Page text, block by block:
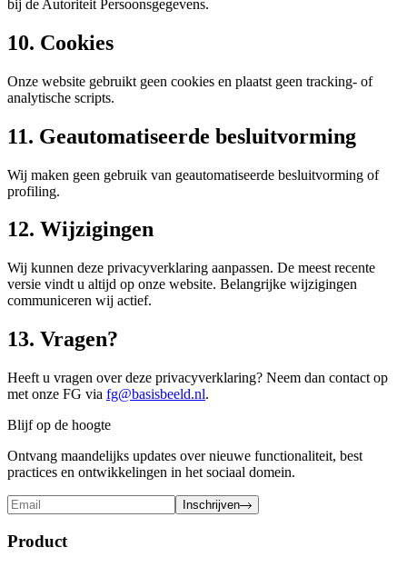
bij de Autoriteit Persoonsgegevens.
10. Cookies
Onze website gebruikt geen cookies en plaatst geen tracking- of
analytische scripts.
11. Geautomatiseerde besluitvorming
Wij maken geen gebruik van geautomatiseerde besluitvorming of
profiling.
12. Wijzigingen
Wij kunnen deze privacyverklaring aanpassen. De meest recente
versie vindt u altijd op onze website. Belangrijke wijzigingen
communiceren wij actief.
13. Vragen?
Heeft u vragen over deze privacyverklaring? Neem dan contact op
met onze FG via fg@basisbeeld.nl.
Blijf op de hoogte
Ontvang maandelijks updates over nieuwe functionaliteit, best
practices en ontwikkelingen in het sociaal domein.
Inschrijven
Product